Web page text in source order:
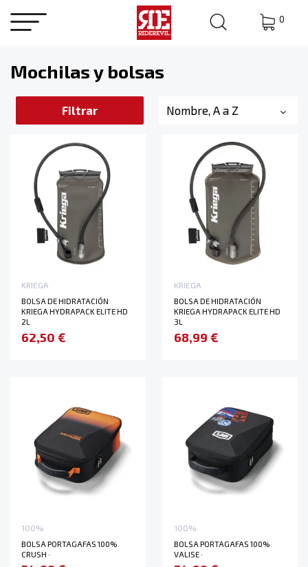
0
Mochilas y bolsas
Filtrar Nombre, A a Z
KRIEGA
BOLSA DE HIDRATACIÓN
KRIEGA HYDRAPACK ELITE HD
2L
62,50 €
KRIEGA
BOLSA DE HIDRATACIÓN
KRIEGA HYDRAPACK ELITE HD
3L
68,99 €
100%
BOLSA PORTAGAFAS 100%
CRUSH ·
100%
BOLSA PORTAGAFAS 100%
VALISE ·